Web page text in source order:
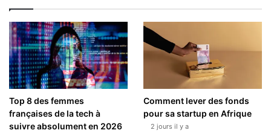
Top 8 des femmes
françaises de la tech à
suivre absolument en 2026
Comment lever des fonds
pour sa startup en Afrique
2 jours il y a